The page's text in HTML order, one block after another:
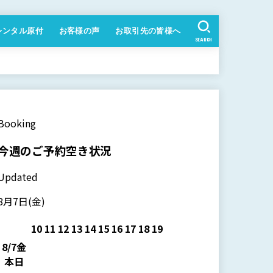
ンタル原付 お客様の声 お取引先の皆様へ
SEARCH